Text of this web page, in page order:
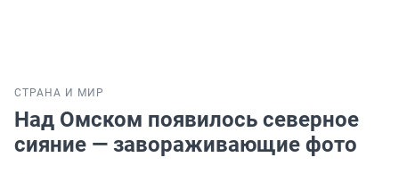
СТРАНА И МИР
Над Омском появилось северное
сияние — завораживающие фото